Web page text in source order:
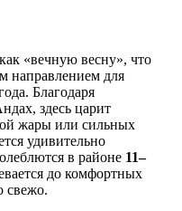
«вечную весну», что
направлением для
Благодаря
здесь царит
жары или сильных
удивительно
в районе 11–
до комфортных
свежо.